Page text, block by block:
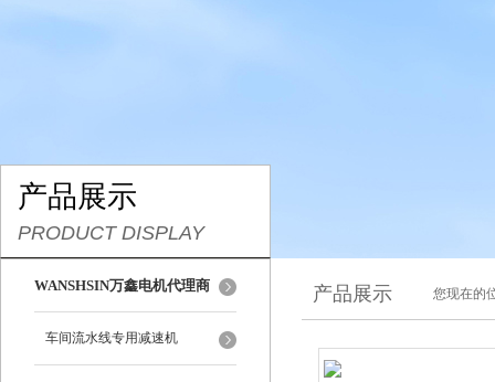
产品展示
PRODUCT DISPLAY
WANSHSIN万鑫电机代理商
车间流水线专用减速机
产品展示 您现在的